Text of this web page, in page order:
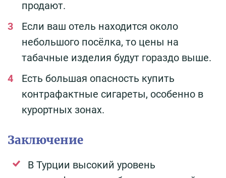
продают.
Если ваш отель находится около
небольшого посёлка, то цены на
табачные изделия будут гораздо выше.
Есть большая опасность купить
контрафактные сигареты, особенно в
курортных зонах.
Заключение
В Турции высокий уровень